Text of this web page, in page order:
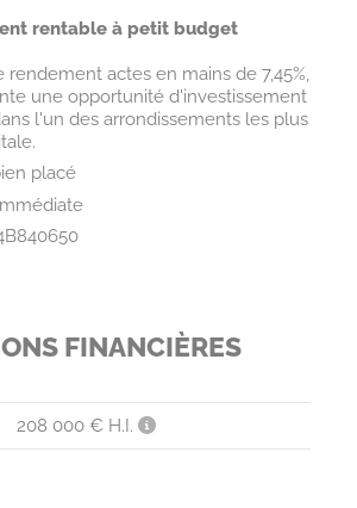
rentable à petit budget
actes en mains de 7,45%,
une opportunité d'investissement
l'un des arrondissements les plus
placé
FINANCIÈRES
208 000 € H.I.